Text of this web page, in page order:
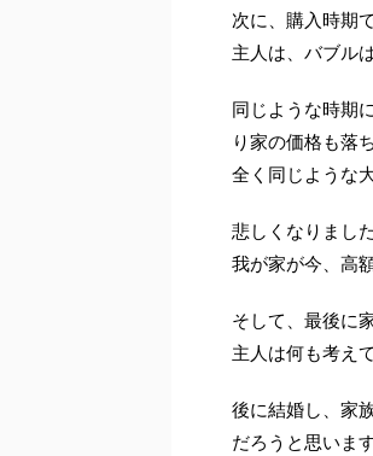
次に、購入時期で
主人は、バブル
同じような時期
り家の価格も落
全く同じような
悲しくなりました
我が家が今、高
そして、最後に
主人は何も考え
後に結婚し、家
だろうと思います